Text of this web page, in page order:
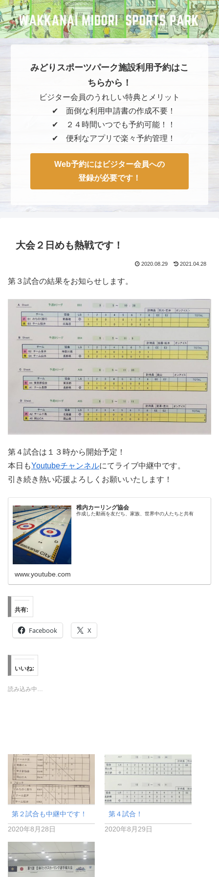
みどりスポーツパーク施設利用予約はこ
ちらから！
ビジター会員のうれしい特典とメリット
✔︎ 面倒な利用申請書の作成不要！
✔︎ ２４時間いつでも予約可能！！
✔︎ 便利なアプリで楽々予約管理！
Web予約にはビジター会員への
登録が必要です！
大会２日めも熱戦です！
2020.08.29 2021.04.28
第３試合の結果をお知らせします。
第４試合は１３時から開始予定！
本日もYoutubeチャンネルにてライブ中継中です。
引き続き熱い応援よろしくお願いいたします！
稚内カーリング協会
作成した動画を友だち、家族、世界中の人たちと共有
www.youtube.com
共有:
Facebook X
いいね:
読み込み中…
第２試合も中継中です！
2020年8月28日
第４試合！
2020年8月29日